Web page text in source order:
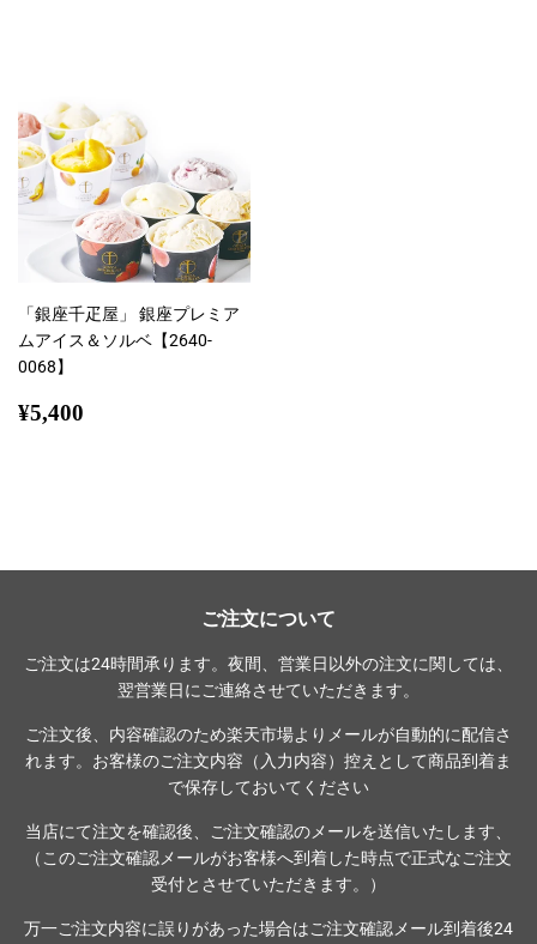
「銀座千疋屋」 銀座プレミア
ムアイス＆ソルベ【2640-
0068】
通
¥5,400
ご注文について
ご注文は24時間承ります。夜間、営業日以外の注文に関しては、
翌営業日にご連絡させていただきます。
ご注文後、内容確認のため楽天市場よりメールが自動的に配信さ
れます。お客様のご注文内容（入力内容）控えとして商品到着ま
で保存しておいてください
当店にて注文を確認後、ご注文確認のメールを送信いたします、
（このご注文確認メールがお客様へ到着した時点で正式なご注文
受付とさせていただきます。）
万一ご注文内容に誤りがあった場合はご注文確認メール到着後24